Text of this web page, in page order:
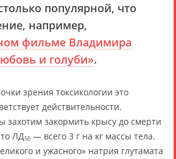
популярной, что
например,
фильме Владимира
и голуби».
зрения токсикологии это
действительности.
захотим закормить крысу до смерти
ЛД50 — всего 3 г на кг массы тела.
и ужасного» натрия глутамата